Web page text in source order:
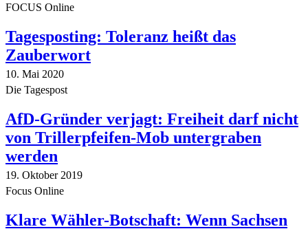
FOCUS Online
Tagesposting: Toleranz heißt das
Zauberwort
10. Mai 2020
Die Tagespost
AfD-Gründer verjagt: Freiheit darf nicht
von Trillerpfeifen-Mob untergraben
werden
19. Oktober 2019
Focus Online
Klare Wähler-Botschaft: Wenn Sachsen